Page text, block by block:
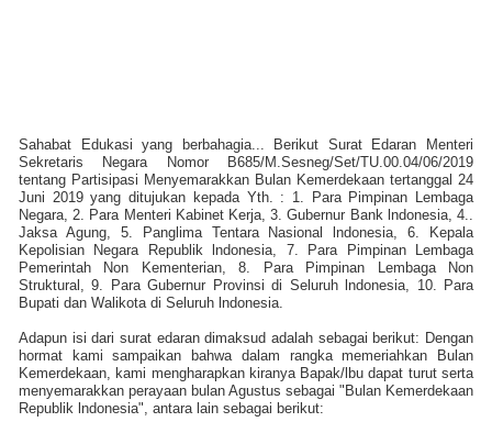
Sahabat Edukasi yang berbahagia... Berikut Surat Edaran Menteri
Sekretaris Negara Nomor B685/M.Sesneg/Set/TU.00.04/06/2019
tentang Partisipasi Menyemarakkan Bulan Kemerdekaan tertanggal 24
Juni 2019 yang ditujukan kepada Yth. : 1. Para Pimpinan Lembaga
Negara, 2. Para Menteri Kabinet Kerja, 3. Gubernur Bank lndonesia, 4..
Jaksa Agung, 5. Panglima Tentara Nasional lndonesia, 6. Kepala
Kepolisian Negara Republik lndonesia, 7. Para Pimpinan Lembaga
Pemerintah Non Kementerian, 8. Para Pimpinan Lembaga Non
Struktural, 9. Para Gubernur Provinsi di Seluruh lndonesia, 10. Para
Bupati dan Walikota di Seluruh lndonesia.
Adapun isi dari surat edaran dimaksud adalah sebagai berikut: Dengan
hormat kami sampaikan bahwa dalam rangka memeriahkan Bulan
Kemerdekaan, kami mengharapkan kiranya Bapak/lbu dapat turut serta
menyemarakkan perayaan bulan Agustus sebagai "Bulan Kemerdekaan
Republik lndonesia", antara lain sebagai berikut: